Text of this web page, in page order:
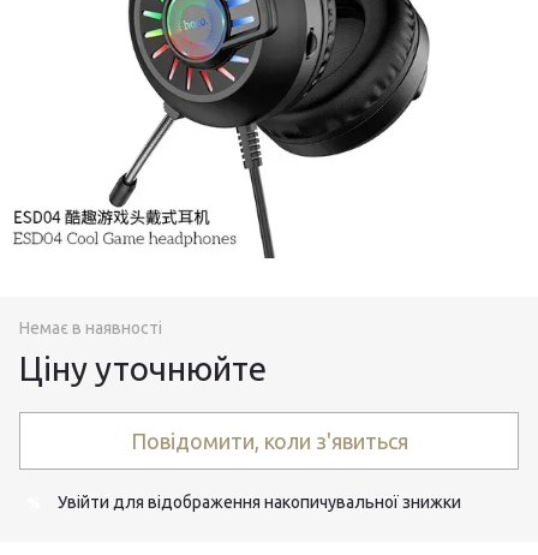
Немає в наявності
Ціну уточнюйте
Повідомити, коли з'явиться
Увійти для відображення накопичувальної знижки